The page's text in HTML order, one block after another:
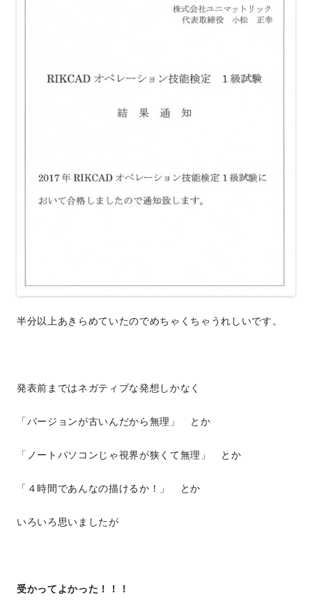
半分以上あきらめていたのでめちゃくちゃうれしいです。
発表前まではネガティブな発想しかなく
「バージョンが古いんだから無理」 とか
「ノートパソコンじゃ視界が狭くて無理」 とか
「４時間であんなの描けるか！」 とか
いろいろ思いましたが
受かってよかった！！！